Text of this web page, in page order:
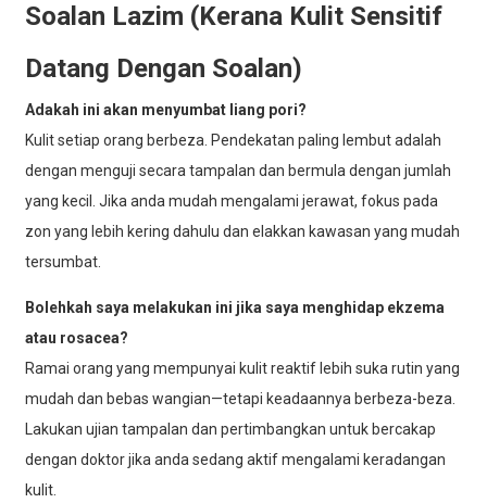
Soalan Lazim (Kerana Kulit Sensitif
Datang Dengan Soalan)
Adakah ini akan menyumbat liang pori?
Kulit setiap orang berbeza. Pendekatan paling lembut adalah
dengan menguji secara tampalan dan bermula dengan jumlah
yang kecil. Jika anda mudah mengalami jerawat, fokus pada
zon yang lebih kering dahulu dan elakkan kawasan yang mudah
tersumbat.
Bolehkah saya melakukan ini jika saya menghidap ekzema
atau rosacea?
Ramai orang yang mempunyai kulit reaktif lebih suka rutin yang
mudah dan bebas wangian—tetapi keadaannya berbeza-beza.
Lakukan ujian tampalan dan pertimbangkan untuk bercakap
dengan doktor jika anda sedang aktif mengalami keradangan
kulit.